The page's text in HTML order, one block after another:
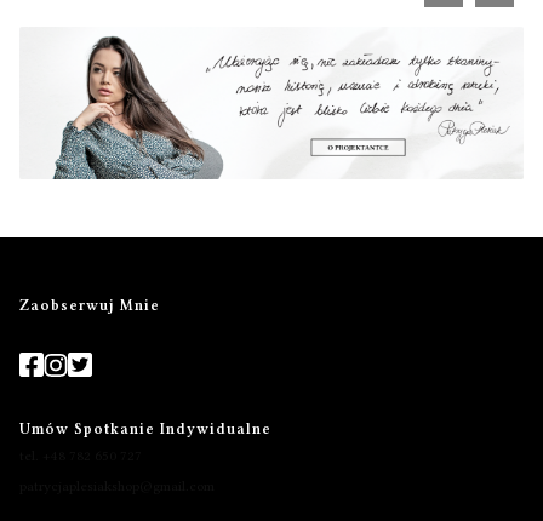
Zaobserwuj Mnie
Umów Spotkanie Indywidualne